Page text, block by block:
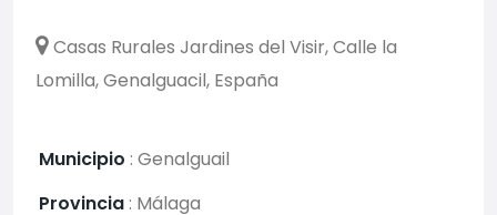
Casas Rurales Jardines del Visir, Calle la
Lomilla, Genalguacil, España
Municipio : Genalguail
Provincia : Málaga